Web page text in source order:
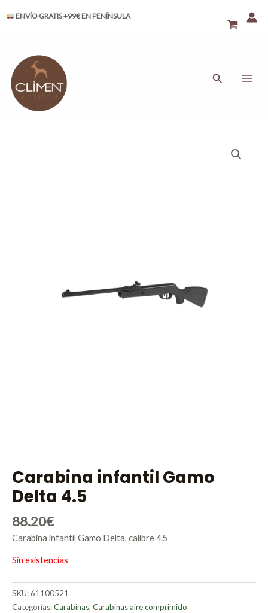
ENVÍO GRATIS +99€ EN PENÍNSULA
Buscar
Carabina infantil Gamo
Delta 4.5
88.20€
Carabina infantil Gamo Delta, calibre 4.5
Sin existencias
SKU:61100521
Categorías:Carabinas, Carabinas aire comprimido